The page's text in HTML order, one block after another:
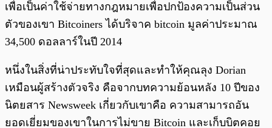
เพื่อเป็นค่าใช้จ่ายทางกฎหมายเพื่อปกป้องความเป็นส่วน
ตัวของเขา Bitcoiners ได้บริจาค bitcoin มูลค่าประมาณ
34,500 ดอลลาร์ในปี 2014
หนึ่งในสิ่งที่น่าประทับใจที่สุดและทำให้คุณลุง Dorian
เหมือนผู้สร้างตัวจริง คือจากบทความย้อนหลัง 10 ปีของ
นิตยสาร Newsweek เกี่ยวกับเขาคือ ความสามารถอัน
ยอดเยี่ยมของเขาในการไม่ขาย Bitcoin และเก็บบิตคอย